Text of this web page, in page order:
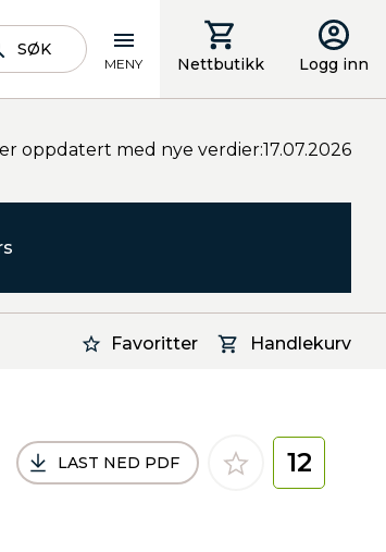
SØK
MENY Nettbutikk Logg inn
oppdatert med nye verdier:17.07.2026
Favoritter Handlekurv
LAST NED PDF 12